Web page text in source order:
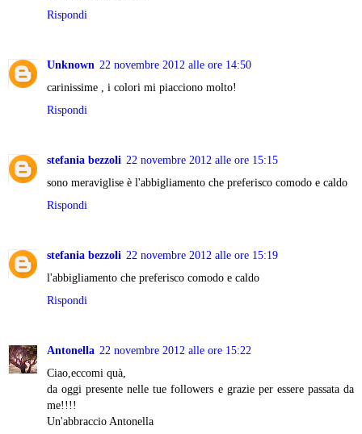
Rispondi
Unknown 22 novembre 2012 alle ore 14:50
carinissime , i colori mi piacciono molto!
Rispondi
stefania bezzoli 22 novembre 2012 alle ore 15:15
sono meraviglise è l'abbigliamento che preferisco comodo e caldo
Rispondi
stefania bezzoli 22 novembre 2012 alle ore 15:19
l'abbigliamento che preferisco comodo e caldo
Rispondi
Antonella 22 novembre 2012 alle ore 15:22
Ciao,eccomi quà,
da oggi presente nelle tue followers e grazie per essere passata da
me!!!!
Un'abbraccio Antonella